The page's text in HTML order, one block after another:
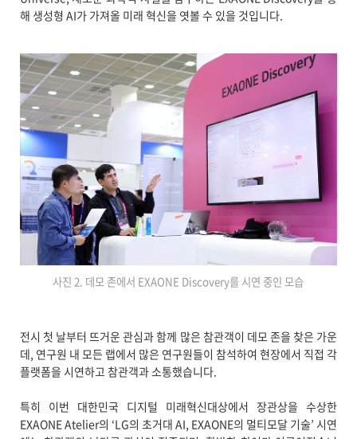
해 생성형 AI가 가져올 미래 혁신을 엿볼 수 있을 것입니다.
사진 2. 데모 존에서 EXAONE Discovery를 시연 중인 모습
전시 첫 날부터 뜨거운 관심과 함께 많은 참관객이 데모 존을 찾은 가운
데, 연구원 내 모든 랩에서 많은 연구원들이 참석하여 현장에서 직접 각
플랫폼을 시연하고 참관객과 소통했습니다.
특히 이번 대한민국 디지털 미래혁신대상에서 장관상을 수상한
EXAONE Atelier의 ‘LG의 초거대 AI, EXAONE의 멀티모달 기술’ 시연